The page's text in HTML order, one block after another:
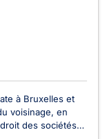
à Bruxelles et
voisinage, en
des sociétés